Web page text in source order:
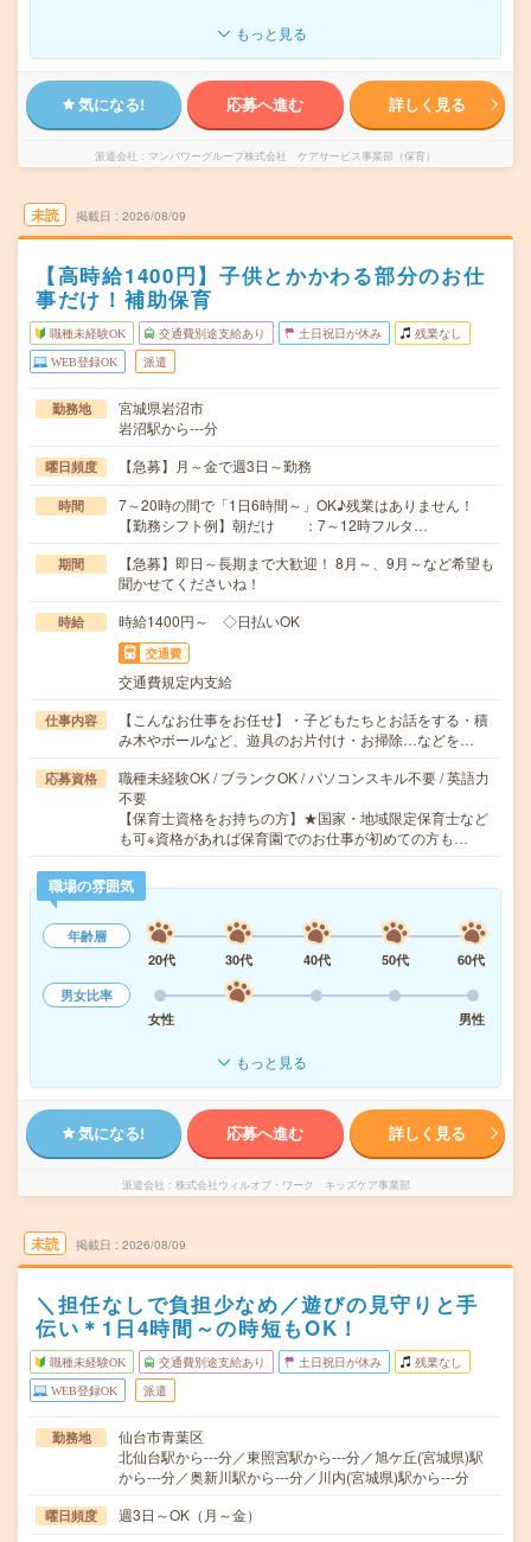
もっと見る
気になる! 応募へ進む 詳しく見る
派遣会社 マンパワーグループ株式会社 ケアサービス事業部（保育）
未読 掲載日 2026/08/09
【高時給1400円】子供とかかわる部分のお仕
事だけ！補助保育
職種未経験OK 交通費別途支給あり 土日祝日が休み 残業なし
WEB登録OK 派遣
勤務地
宮城県岩沼市
岩沼駅から---分
曜日頻度 【急募】月～金で週3日～勤務
時間
7～20時の間で「1日6時間～」OK♪残業はありません！
【勤務シフト例】朝だけ ：7～12時フルタ…
期間
【急募】即日～長期まで大歓迎！ 8月～、9月～など希望も
聞かせてくださいね！
時給 時給1400円～ ◇日払いOK
交通費
交通費規定内支給
仕事内容
【こんなお仕事をお任せ】・子どもたちとお話をする・積
み木やボールなど、遊具のお片付け・お掃除…などを…
応募資格
職種未経験OK / ブランクOK / パソコンスキル不要 / 英語力
不要
【保育士資格をお持ちの方】★国家・地域限定保育士など
も可※資格があれば保育園でのお仕事が初めての方も…
職場の雰囲気
年齢層
20代
30代 40代 50代
60代
男女比率
女性
男性
もっと見る
気になる! 応募へ進む 詳しく見る
派遣会社 株式会社ウィルオブ・ワーク キッズケア事業部
未読 掲載日 2026/08/09
＼担任なしで負担少なめ／遊びの見守りと手
伝い＊1日4時間～の時短もOK！
職種未経験OK 交通費別途支給あり 土日祝日が休み 残業なし
WEB登録OK 派遣
勤務地
仙台市青葉区
北仙台駅から---分／東照宮駅から---分／旭ケ丘(宮城県)駅
から---分／奥新川駅から---分／川内(宮城県)駅から---分
曜日頻度 週3日～OK（月～金）